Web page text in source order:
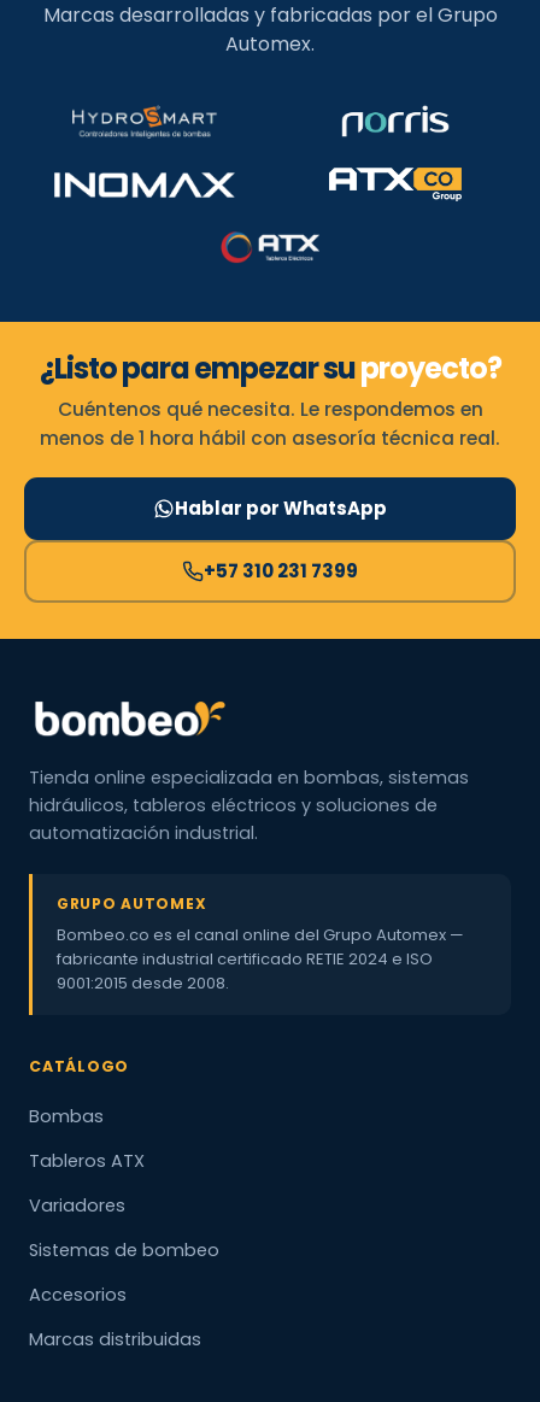
Marcas desarrolladas y fabricadas por el Grupo
Automex.
¿Listo para empezar suproyecto?
Cuéntenos qué necesita. Le respondemos en
menos de 1 hora hábil con asesoría técnica real.
Hablar por WhatsApp
+57 310 231 7399
Tienda online especializada en bombas, sistemas
hidráulicos, tableros eléctricos y soluciones de
automatización industrial.
GRUPO AUTOMEX
Bombeo.co es el canal online del Grupo Automex —
fabricante industrial certificado RETIE 2024 e ISO
9001:2015 desde 2008.
CATÁLOGO
Bombas
Tableros ATX
Variadores
Sistemas de bombeo
Accesorios
Marcas distribuidas